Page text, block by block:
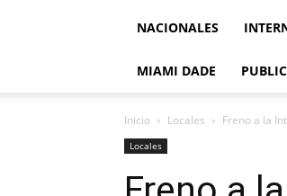
NACIONALES
MIAMI DADE
Inicio Locales Freno a la
Locales